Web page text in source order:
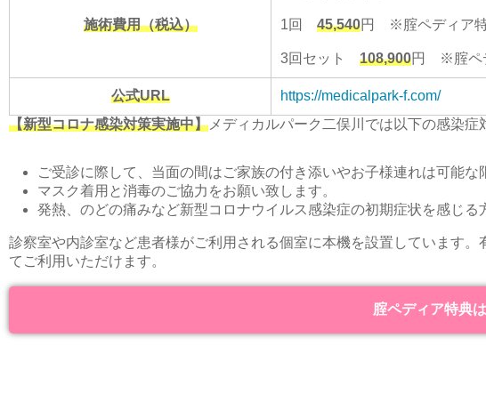
施術費用（税込） 1回 45,540円 ※腟ペディア
3回セット 108,900円 ※腟ペ
公式URL
https://medicalpark-f.com/
【新型コロナ感染対策実施中】 メディカルパーク二俣川では以下の感染症
ご受診に際して、当面の間はご家族の付き添いやお子様連れは可能な
マスク着用と消毒のご協力をお願い致します。
発熱、のどの痛みなど新型コロナウイルス感染症の初期症状を感じる
診察室や内診室など患者様がご利用される個室に本機を設置しています
てご利用いただけます。
腟ペディア特典